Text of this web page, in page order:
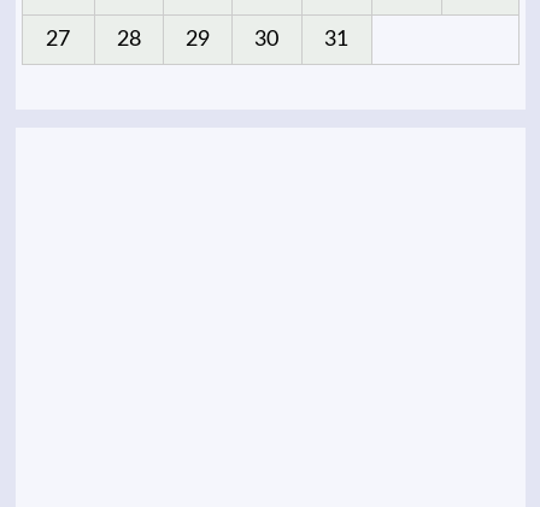
27 28 29 30 31